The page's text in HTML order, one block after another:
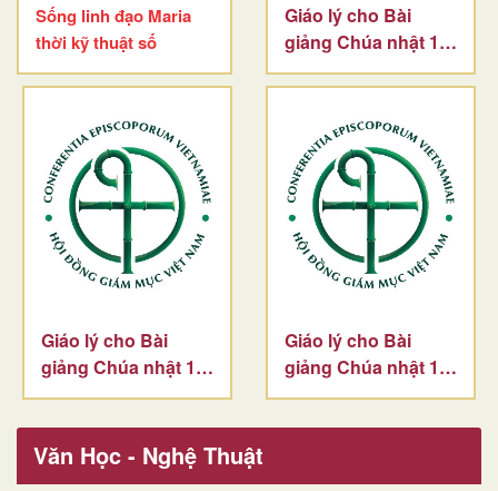
Sống linh đạo Maria
thời kỹ thuật số
Giáo lý cho Bài
giảng Chúa nhật 17
TN-A
Giáo lý cho Bài
giảng Chúa nhật 15
TN-A
Giáo lý cho Bài
giảng Chúa nhật 13
TN-A
Văn Học - Nghệ Thuật